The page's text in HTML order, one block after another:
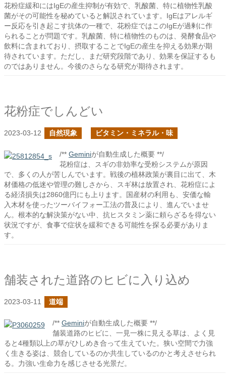
花粉症緩和にはIgEの産生抑制が有効で、乳酸菌、特に植物性乳酸
菌がその可能性を秘めていると解説されています。IgEはアレルギ
ー反応を引き起こす抗体の一種で、花粉症ではこのIgEが過剰に作
られることが問題です。乳酸菌、特に植物性のものは、発酵食品や
飲料に含まれており、摂取することでIgEの産生を抑える効果が期
待されています。ただし、まだ研究段階であり、効果を保証するも
のではありません。今後のさらなる研究が期待されます。
花粉症でしんどい
2023-03-12 自然現象 ビタミン・ミネラル・味
/** Geminiが自動生成した概要 **/
花粉症は、スギの非効率な受粉システムが原因
で、多くの人が苦しんでいます。戦後の植林政策が裏目に出て、木
材価格の低迷や管理の難しさから、スギ林は放置され、花粉症によ
る経済損失は2860億円にも上ります。国産材の利用も、安価な輸
入木材を使ったツーバイフォー工法の普及により、進んでいませ
ん。根本的な解決策がない中、抗ヒスタミン薬に頼らざるを得ない
状況ですが、食事で症状を緩和できる可能性を探る必要がありま
す。
舗装された道路のヒビに入り込め
2023-03-11 道端
/** Geminiが自動生成した概要 **/
舗装道路のヒビに、一見一株に見える草は、よく見
ると4種類以上の草がひしめき合って生えていた。狭い空間で力強
く生きる姿は、競合しているのか共生しているのかと考えさせられ
る。力強い生命力を感じさせる光景だ。